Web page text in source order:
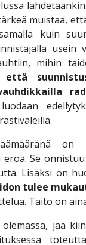
muistaa,
kuin
usein
mihin
on
Se
Lisäksi on
tulee
Taito on
jää